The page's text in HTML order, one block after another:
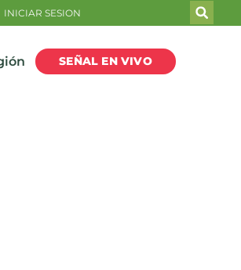
INICIAR SESION
SEÑAL EN VIVO